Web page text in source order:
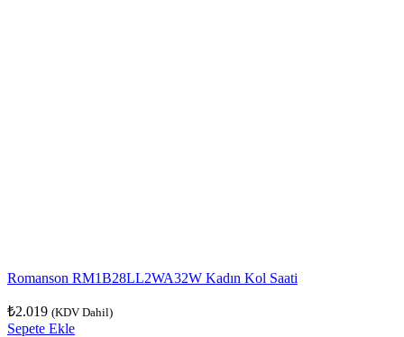
Romanson RM1B28LL2WA32W Kadın Kol Saati
₺2.019 (KDV Dahil)
Sepete Ekle